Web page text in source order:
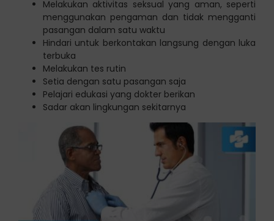
Melakukan aktivitas seksual yang aman, seperti
menggunakan pengaman dan tidak mengganti
pasangan dalam satu waktu
Hindari untuk berkontakan langsung dengan luka
terbuka
Melakukan tes rutin
Setia dengan satu pasangan saja
Pelajari edukasi yang dokter berikan
Sadar akan lingkungan sekitarnya